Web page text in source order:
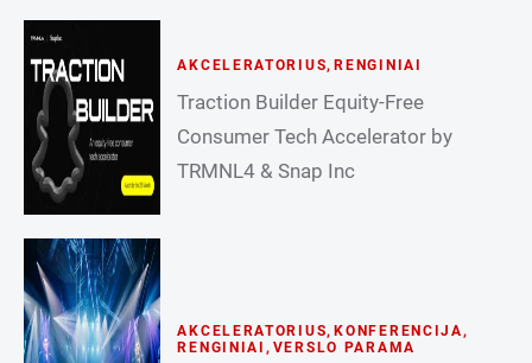
AKCELERATORIUS, RENGINIAI
Traction Builder Equity-Free
Consumer Tech Accelerator by
TRMNL4 & Snap Inc
AKCELERATORIUS, KONFERENCIJA,
RENGINIAI , VERSLO PARAMA